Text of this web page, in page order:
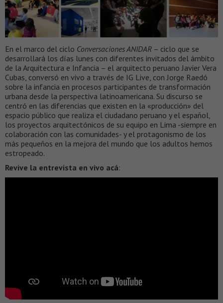
En el marco del ciclo Conversaciones ANIDAR – ciclo que se
desarrollará los días lunes con diferentes invitados del ámbito
de la Arquitectura e Infancia – el arquitecto peruano Javier Vera
Cubas, conversó en vivo a través de IG Live, con Jorge Raedó
sobre la infancia en procesos participantes de transformación
urbana desde la perspectiva latinoamericana. Su discurso se
centró en las diferencias que existen en la «producción» del
espacio público que realiza el ciudadano peruano y el español,
los proyectos arquitectónicos de su equipo en Lima -siempre en
colaboración con las comunidades- y el protagonismo de los
más pequeños en la mejora del mundo que los adultos hemos
estropeado.
Revive la entrevista en vivo acá: